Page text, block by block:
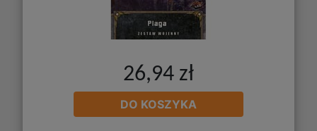
26,94 zł
DO KOSZYKA